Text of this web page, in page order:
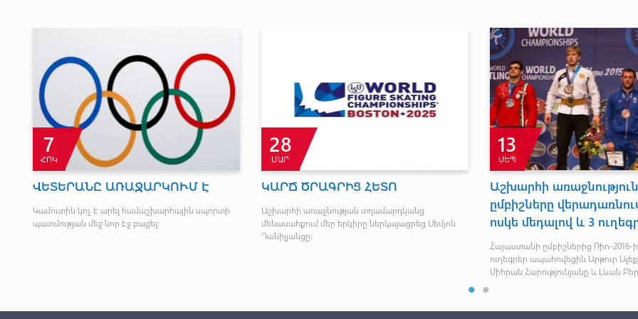
7
ՀՈԿ
ՎԵՏԵՐԱՆԸ ԱՌԱՋԱՐԿՈՒՄ Է
Կամուտին կոչ է արել համաշխարհային սպորտի
պատմության մեջ նոր էջ բացել:
28
ՄԱՐ
ԿԱՐՃ ԾՐԱԳՐԻՑ ՀԵՏՈ
Աշխարհի առաջնության տղամարդկանց
մենասահքում մեր երկիրը ներկայացրեց Սեմյոն
Դանիլյանցը:
13
ՍԵՊ
Աշխարհի
ըմբիշները
ոսկե մեդալով և 3
Հայաստանի ըմբիշներից Ռիո-2016-
ուղեգրեր ապահովեցին Արթուր
Միհրան Հարությունյանը և Լևան